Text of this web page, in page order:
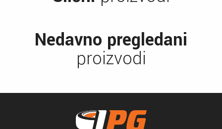
Nedavno pregledani
proizvodi